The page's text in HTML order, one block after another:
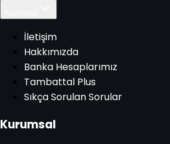
İletişim
Hakkımızda
Banka Hesaplarımız
Tambattal Plus
Sıkça Sorulan Sorular
Kurumsal